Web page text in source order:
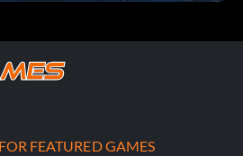
FEATURED GAMES